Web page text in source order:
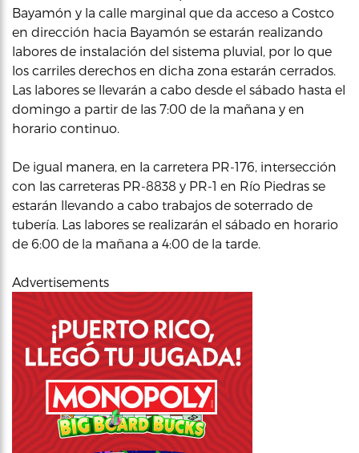
Bayamón y la calle marginal que da acceso a Costco
en dirección hacia Bayamón se estarán realizando
labores de instalación del sistema pluvial, por lo que
los carriles derechos en dicha zona estarán cerrados.
Las labores se llevarán a cabo desde el sábado hasta el
domingo a partir de las 7:00 de la mañana y en
horario continuo.
De igual manera, en la carretera PR-176, intersección
con las carreteras PR-8838 y PR-1 en Río Piedras se
estarán llevando a cabo trabajos de soterrado de
tubería. Las labores se realizarán el sábado en horario
de 6:00 de la mañana a 4:00 de la tarde.
Advertisements